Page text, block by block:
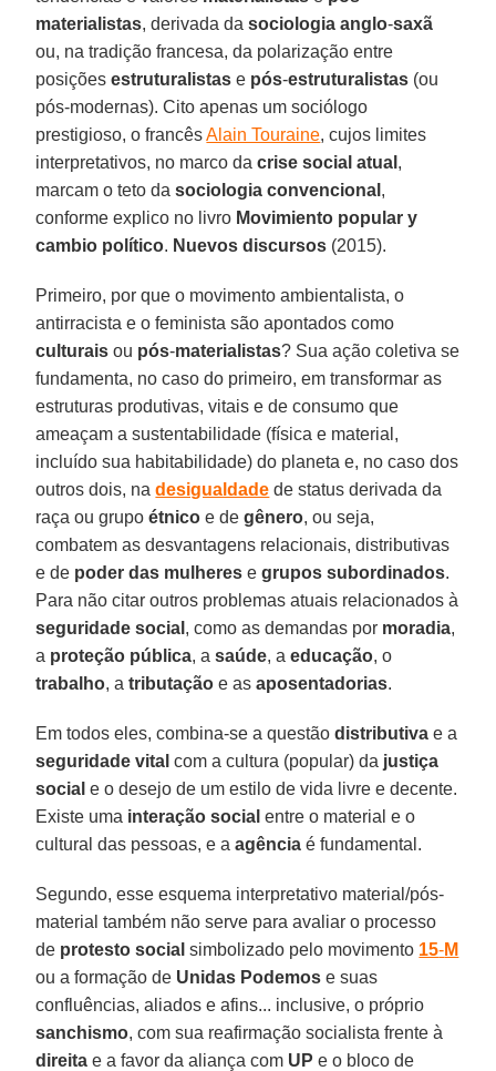
materialistas, derivada dasociologia anglo-saxã
ou, na tradição francesa, da polarização entre
posiçõesestruturalistas e pós-estruturalistas (ou
pós-modernas). Cito apenas um sociólogo
prestigioso, o francêsAlain Touraine, cujos limites
interpretativos, no marco dacrise social atual ,
marcam o teto dasociologia convencional ,
conforme explico no livro Movimiento popular y
cambio político. Nuevos discursos (2015).
Primeiro, por que o movimento ambientalista, o
antirracista e o feminista são apontados como
culturais ou pós-materialistas? Sua ação coletiva se
fundamenta, no caso do primeiro, em transformar as
estruturas produtivas, vitais e de consumo que
ameaçam a sustentabilidade (física e material,
incluído sua habitabilidade) do planeta e, no caso dos
outros dois, nadesigualdade de status derivada da
raça ou grupoétnico e degênero, ou seja,
combatem as desvantagens relacionais, distributivas
e de poder das mulheres egrupos subordinados.
Para não citar outros problemas atuais relacionados à
seguridade social , como as demandas por moradia,
a proteção pública, asaúde, aeducação, o
trabalho, atributação e asaposentadorias.
Em todos eles, combina-se a questãodistributiva e a
seguridade vital com a cultura (popular) da justiça
social e o desejo de um estilo de vida livre e decente.
Existe uma interação social entre o material e o
cultural das pessoas, e aagência é fundamental.
Segundo, esse esquema interpretativo material/pós-
material também não serve para avaliar o processo
de protesto social simbolizado pelo movimento 15-M
ou a formação de Unidas Podemos e suas
confluências, aliados e afins... inclusive, o próprio
sanchismo, com sua reafirmação socialista frente à
direita e a favor da aliança com UP e o bloco de